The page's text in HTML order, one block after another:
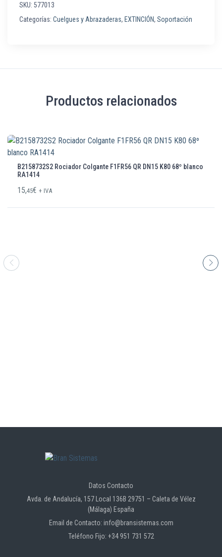
SKU: 577013
Categorías: Cuelgues y Abrazaderas, EXTINCIÓN, Soportación
Productos relacionados
B2158732S2 Rociador Colgante F1FR56 QR DN15 K80 68º blanco
RA1414
15,45€ + IVA
Datos Contacto
Avda. de Andalucía, 157 Local 136B 29751 – Caleta de Vélez
(Málaga) España
Email de Contacto: info@bransistemas.com
Teléfono Fijo: +34 951 731 572